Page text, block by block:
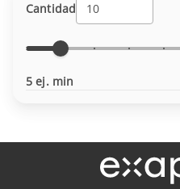
Cantidad
5 ej. min